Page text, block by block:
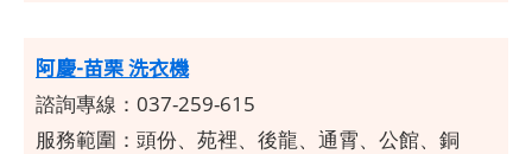
阿慶-苗栗 洗衣機
諮詢專線：037-259-615
服務範圍：頭份、苑裡、後龍、通霄、公館、銅